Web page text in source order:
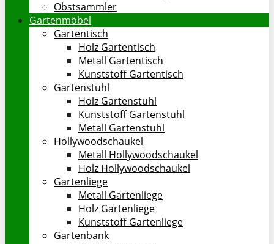
Obstsammler
Gartenmöbel
Gartentisch
Holz Gartentisch
Metall Gartentisch
Kunststoff Gartentisch
Gartenstuhl
Holz Gartenstuhl
Kunststoff Gartenstuhl
Metall Gartenstuhl
Hollywoodschaukel
Metall Hollywoodschaukel
Holz Hollywoodschaukel
Gartenliege
Metall Gartenliege
Holz Gartenliege
Kunststoff Gartenliege
Gartenbank